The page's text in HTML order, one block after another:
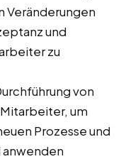
Veränderungen
und
zu
von
um
Prozesse und